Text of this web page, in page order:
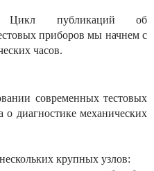
Цикл публикаций об
приборов мы начнем с
часов.
современных тестовых
о диагностике механических
крупных узлов: